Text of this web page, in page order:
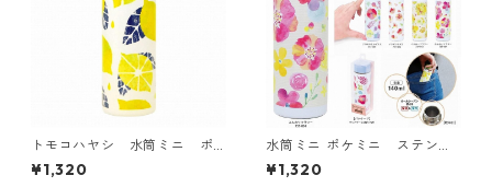
トモコハヤシ 水筒ミニ ポ
ケミニ ステンレスボトル140
ml レモン柄
¥1,320
水筒ミニ ポケミニ ステンレ
スボトル140ml 花柄
¥1,320